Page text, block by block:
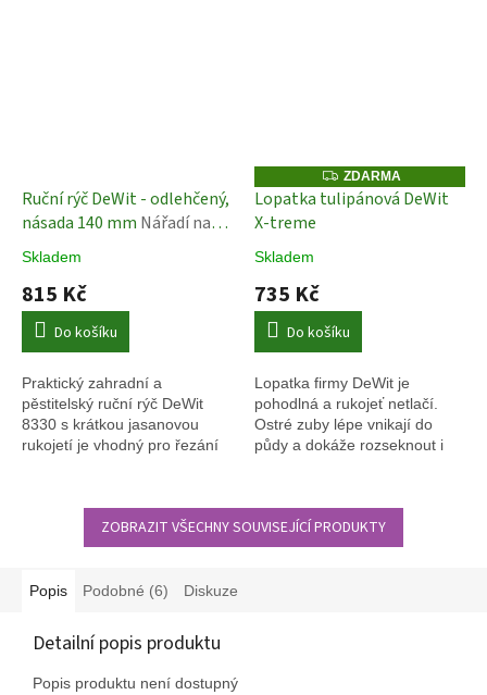
Ruční rýč DeWit - odlehčený,
násada 140 mm Nářadí na
pěstování
Skladem
815 Kč
Do košíku
Praktický zahradní a
pěstitelský ruční rýč DeWit
8330 s krátkou jasanovou
rukojetí je vhodný pro řezání
Z
D
A
ZDARMA
Lopatka tulipánová DeWit
X-treme
Skladem
735 Kč
Do košíku
Lopatka firmy DeWit je
pohodlná a rukojeť netlačí.
Ostré zuby lépe vnikají do
půdy a dokáže rozseknout i
nástroje DeWit je i tato lopatka
opatřena pevnou
ergonomickou násadou z
ZOBRAZIT VŠECHNY SOUVISEJÍCÍ PRODUKTY
Popis Podobné (6) Diskuze
Detailní popis produktu
Popis produktu není dostupný